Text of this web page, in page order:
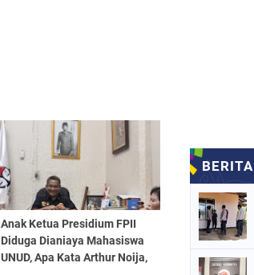
Anak Ketua Presidium FPII
Diduga Dianiaya Mahasiswa
UNUD, Apa Kata Arthur Noija,